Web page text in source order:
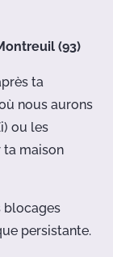
(93)
ta
nous aurons
ou les
ta maison
blocages
persistante.